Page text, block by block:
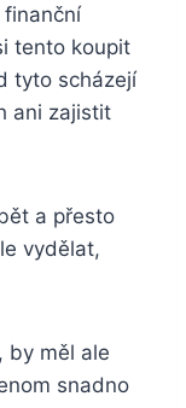
finanční
tento koupit
tyto scházejí
ani zajistit
a přesto
vydělat,
by měl ale
snadno